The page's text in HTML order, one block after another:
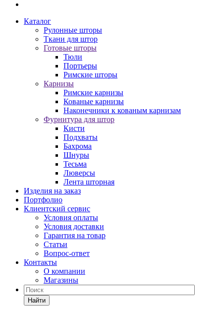
Каталог
Рулонные шторы
Ткани для штор
Готовые шторы
Тюли
Портьеры
Римские шторы
Карнизы
Римские карнизы
Кованые карнизы
Наконечники к кованым карнизам
Фурнитура для штор
Кисти
Подхваты
Бахрома
Шнуры
Тесьма
Люверсы
Лента шторная
Изделия на заказ
Портфолио
Клиентский сервис
Условия оплаты
Условия доставки
Гарантия на товар
Статьи
Вопрос-ответ
Контакты
О компании
Магазины
Найти